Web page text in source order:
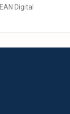
EAN Digital